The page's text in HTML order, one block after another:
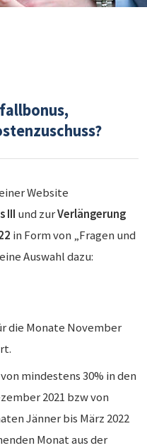
Website
III und zurVerlängerung
in Form von „Fragen und
Auswahl dazu:
die Monate November
mindestens 30% in den
2021 bzw von
Jänner bis März 2022
Monat aus der